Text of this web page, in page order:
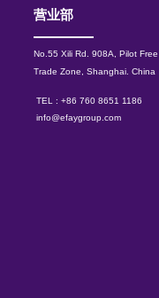
营业部
No.55 Xili Rd. 908A, Pilot Free
Trade Zone, Shanghai.China
TEL : +86 760 8651 1186
info@efaygroup.com